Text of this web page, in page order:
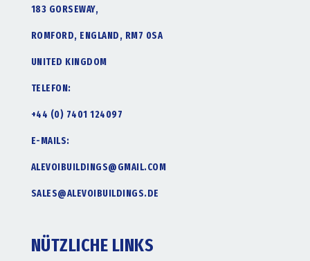
183 GORSEWAY,
ROMFORD, ENGLAND, RM7 0SA
UNITED KINGDOM
TELEFON:
+44 (0) 7401 124097
E-MAILS:
ALEVOIBUILDINGS@GMAIL.COM
SALES@ALEVOIBUILDINGS.DE
NÜTZLICHE LINKS